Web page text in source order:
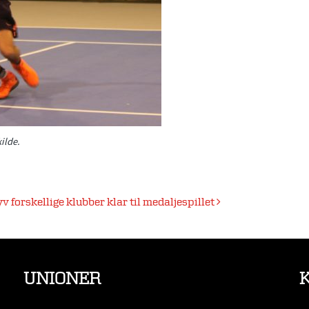
forskellige klubber klar til medaljespillet
UNIONER